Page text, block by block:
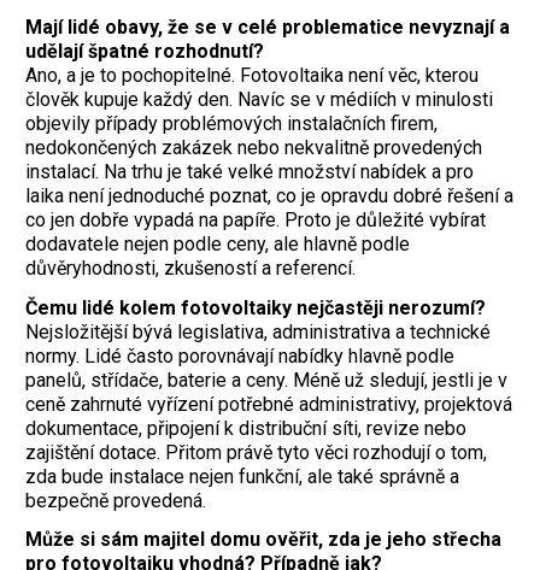
Mají lidé obavy, že se v celé problematice nevyznají a
udělají špatné rozhodnutí?
Ano, a je to pochopitelné. Fotovoltaika není věc, kterou
člověk kupuje každý den. Navíc se v médiích v minulosti
objevily případy problémových instalačních firem,
nedokončených zakázek nebo nekvalitně provedených
instalací. Na trhu je také velké množství nabídek a pro
laika není jednoduché poznat, co je opravdu dobré řešení a
co jen dobře vypadá na papíře. Proto je důležité vybírat
dodavatele nejen podle ceny, ale hlavně podle
důvěryhodnosti, zkušeností a referencí.
Čemu lidé kolem fotovoltaiky nejčastěji nerozumí?
Nejsložitější bývá legislativa, administrativa a technické
normy. Lidé často porovnávají nabídky hlavně podle
panelů, střídače, baterie a ceny. Méně už sledují, jestli je v
ceně zahrnuté vyřízení potřebné administrativy, projektová
dokumentace, připojení k distribuční síti, revize nebo
zajištění dotace. Přitom právě tyto věci rozhodují o tom,
zda bude instalace nejen funkční, ale také správně a
bezpečně provedená.
Může si sám majitel domu ověřit, zda je jeho střecha
pro fotovoltaiku vhodná? Případně jak?